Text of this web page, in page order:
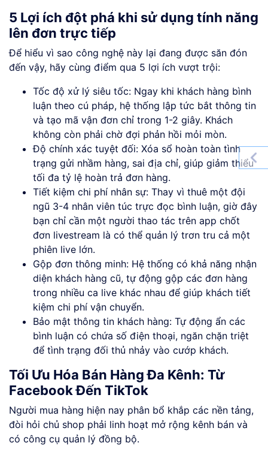
5 Lợi ích đột phá khi sử dụng tính năng
lên đơn trực tiếp
Để hiểu vì sao công nghệ này lại đang được săn đón
đến vậy, hãy cùng điểm qua 5 lợi ích vượt trội:
Tốc độ xử lý siêu tốc: Ngay khi khách hàng bình
luận theo cú pháp, hệ thống lập tức bắt thông tin
và tạo mã vận đơn chỉ trong 1-2 giây. Khách
không còn phải chờ đợi phản hồi mỏi mòn.
Độ chính xác tuyệt đối: Xóa sổ hoàn toàn tình
trạng gửi nhầm hàng, sai địa chỉ, giúp giảm thiểu
tối đa tỷ lệ hoàn trả đơn hàng.
Tiết kiệm chi phí nhân sự: Thay vì thuê một đội
ngũ 3-4 nhân viên túc trực đọc bình luận, giờ đây
bạn chỉ cần một người thao tác trên app chốt
đơn livestream là có thể quản lý trơn tru cả một
phiên live lớn.
Gộp đơn thông minh: Hệ thống có khả năng nhận
diện khách hàng cũ, tự động gộp các đơn hàng
trong nhiều ca live khác nhau để giúp khách tiết
kiệm chi phí vận chuyển.
Bảo mật thông tin khách hàng: Tự động ẩn các
bình luận có chứa số điện thoại, ngăn chặn triệt
để tình trạng đối thủ nhảy vào cướp khách.
Tối Ưu Hóa Bán Hàng Đa Kênh: Từ
Facebook Đến TikTok
Người mua hàng hiện nay phân bổ khắp các nền tảng,
đòi hỏi chủ shop phải linh hoạt mở rộng kênh bán và
có công cụ quản lý đồng bộ.